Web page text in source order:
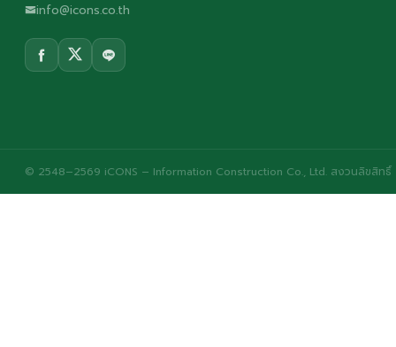
info@icons.co.th
© 2548–2569 iCONS – Information Construction Co., Ltd. สงวนลิขสิทธิ์